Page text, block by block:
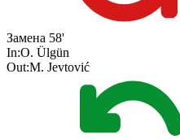
Замена 58'
In:O. Ülgün
Out:M. Jevtović